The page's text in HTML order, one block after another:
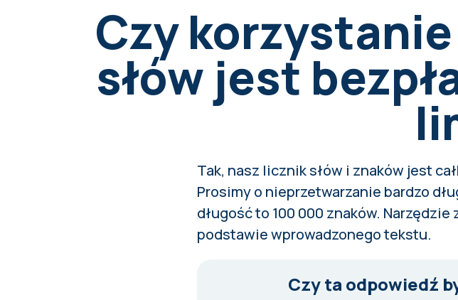
Czy
słów jest
Tak, nasz licznik słów i znaków jest
Prosimy o nieprzetwarzanie bardzo
długość to 100 000 znaków.
podstawie wprowadzonego tekstu.
Czy ta odpowiedź